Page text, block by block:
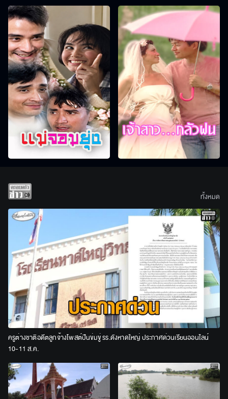
ครูต่างชาติอดีตลูกจ้างโพสต์ปืนข่มขู่ รร.ดังหาดใหญ่ ประกาศด่วนเรียนออนไลน์
10-11 ส.ค.
ทั้งหมด